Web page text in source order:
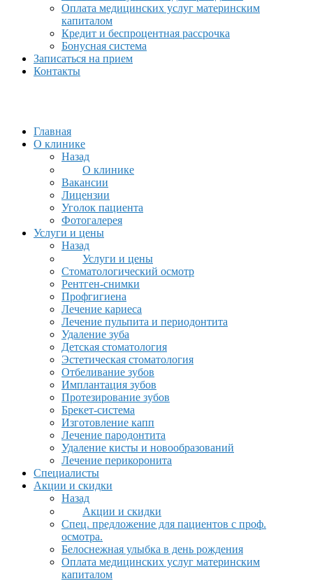
Оплата медицинских услуг материнским
капиталом
Кредит и беспроцентная рассрочка
Бонусная система
Записаться на прием
Контакты
Главная
О клинике
Назад
О клинике
Вакансии
Лицензии
Уголок пациента
Фотогалерея
Услуги и цены
Назад
Услуги и цены
Стоматологический осмотр
Рентген-снимки
Профгигиена
Лечение кариеса
Лечение пульпита и периодонтита
Удаление зуба
Детская стоматология
Эстетическая стоматология
Отбеливание зубов
Имплантация зубов
Протезирование зубов
Брекет-система
Изготовление капп
Лечение пародонтита
Удаление кисты и новообразований
Лечение перикоронита
Специалисты
Акции и скидки
Назад
Акции и скидки
Спец. предложение для пациентов с проф.
осмотра.
Белоснежная улыбка в день рождения
Оплата медицинских услуг материнским
капиталом